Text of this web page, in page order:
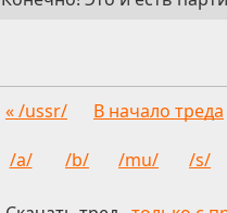
« /ussr/ В начало треда
/a/ /b/ /mu/ /s/